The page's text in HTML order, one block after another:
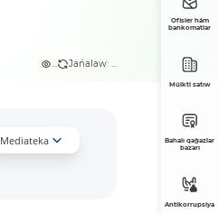
... Jańalaw: ...
Mediateka
Ofisler hám
bankomatlar
Múlkti satıw
Bahalı qaǵazlar
bazarı
Antikorrupsiya